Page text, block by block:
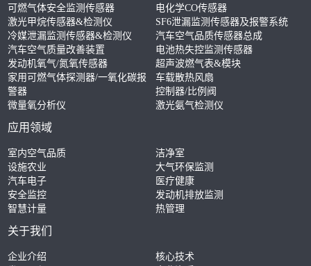
可燃气体安全监测传感器
电化学CO传感器
激光甲烷传感器&检测仪
SF6泄漏监测传感器及报警系统
冷媒泄漏监测传感器&检测仪
汽车空气品质传感器总成
汽车空气质量改善装置
电池热失控监测传感器
发动机氧气/氮氧传感器
超声波燃气表&模块
家用可燃气体探测器/一氧化碳报
警器
车载散热风扇
控制器/比例阀
微量氧分析仪
激光氨气检测仪
应用领域
室内空气品质
洁净室
设施农业
大气环保监测
汽车电子
医疗健康
安全监控
发动机排放监测
智慧计量
热管理
关于我们
企业介绍
核心技术